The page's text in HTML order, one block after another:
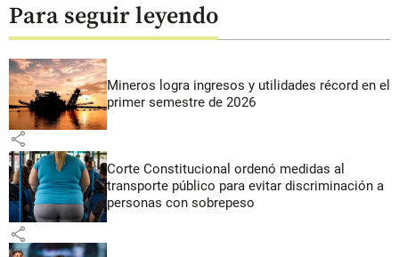
Para seguir leyendo
Mineros logra ingresos y utilidades récord en el
primer semestre de 2026
share
Corte Constitucional ordenó medidas al
transporte público para evitar discriminación a
personas con sobrepeso
share